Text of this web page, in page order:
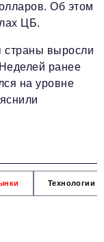
Об этом
ЦБ.
выросли
ранее
на уровне
Технологии